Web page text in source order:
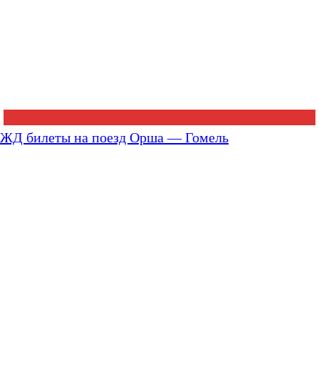
ЖД билеты на поезд Орша — Гомель